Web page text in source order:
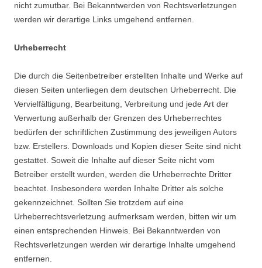
nicht zumutbar. Bei Bekanntwerden von Rechtsverletzungen
werden wir derartige Links umgehend entfernen.
Urheberrecht
Die durch die Seitenbetreiber erstellten Inhalte und Werke auf
diesen Seiten unterliegen dem deutschen Urheberrecht. Die
Vervielfältigung, Bearbeitung, Verbreitung und jede Art der
Verwertung außerhalb der Grenzen des Urheberrechtes
bedürfen der schriftlichen Zustimmung des jeweiligen Autors
bzw. Erstellers. Downloads und Kopien dieser Seite sind nicht
gestattet. Soweit die Inhalte auf dieser Seite nicht vom
Betreiber erstellt wurden, werden die Urheberrechte Dritter
beachtet. Insbesondere werden Inhalte Dritter als solche
gekennzeichnet. Sollten Sie trotzdem auf eine
Urheberrechtsverletzung aufmerksam werden, bitten wir um
einen entsprechenden Hinweis. Bei Bekanntwerden von
Rechtsverletzungen werden wir derartige Inhalte umgehend
entfernen.